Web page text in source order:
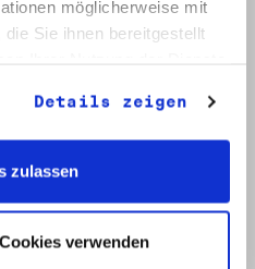
möglicherweise mit
Sie ihnen bereitgestellt
Details zeigen
zulassen
verwenden